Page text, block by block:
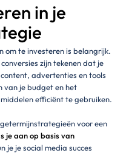
in je
om te investeren is belangrijk.
zijn tekenen dat je
advertenties en tools
van je budget en het
efficiënt te gebruiken.
voor een
je aan op basis van
je je social media succes